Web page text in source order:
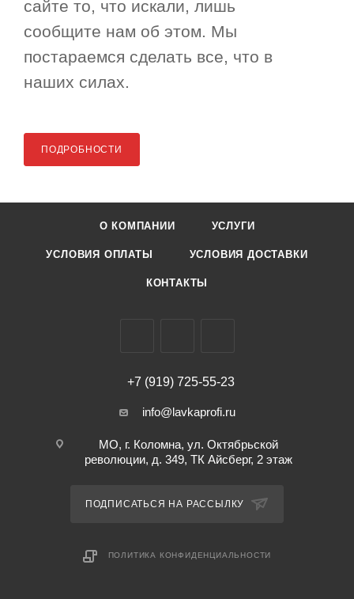
сайте то, что искали, лишь
сообщите нам об этом. Мы
постараемся сделать все, что в
наших силах.
ПОДРОБНОСТИ
О КОМПАНИИ УСЛУГИ
УСЛОВИЯ ОПЛАТЫ УСЛОВИЯ ДОСТАВКИ
КОНТАКТЫ
+7 (919) 725-55-23
info@lavkaprofi.ru
МО, г. Коломна, ул. Октябрьской
революции, д. 349, ТК Айсберг, 2 этаж
ПОДПИСАТЬСЯ НА РАССЫЛКУ
ПОЛИТИКА КОНФИДЕНЦИАЛЬНОСТИ